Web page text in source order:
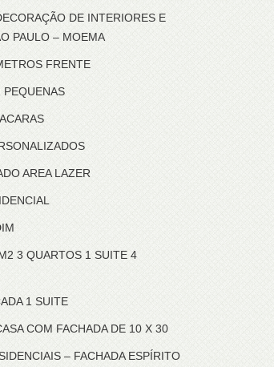
DE INTERIORES E
PAULO – MOEMA
FRENTE
PEQUENAS
AREA LAZER
3 QUARTOS 1 SUITE 4
1 SUITE
COM FACHADA DE 10 X 30
– FACHADA ESPÍRITO